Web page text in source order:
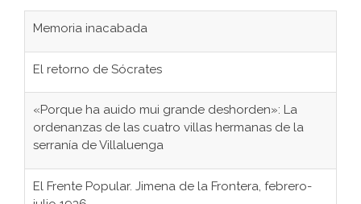
ordenanzas de las cuatro villas hermanas de la
serranía de Villaluenga
julio 1936